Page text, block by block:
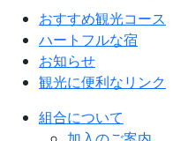
おすすめ観光コース
ハートフルな宿
お知らせ
観光に便利なリンク
組合について